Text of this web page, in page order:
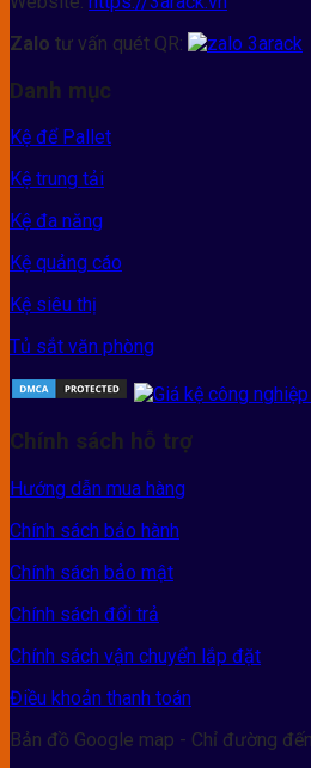
Zalo tư vấn quét QR:
Danh mục
Kệ để Pallet
Kệ trung tải
Kệ đa năng
Kệ quảng cáo
Kệ siêu thị
Tủ sắt văn phòng
Chính sách hỗ trợ
Hướng dẫn mua hàng
Chính sách bảo hành
Chính sách bảo mật
Chính sách đổi trả
Chính sách vận chuyển lắp đặt
Điều khoản thanh toán
Bản đồ Google map - Chỉ đường